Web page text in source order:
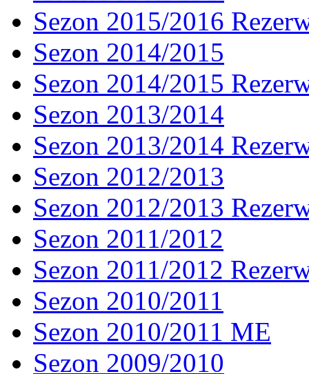
Sezon 2015/2016
Sezon 2014/2015
Sezon 2014/2015
Sezon 2013/2014
Sezon 2013/2014
Sezon 2012/2013
Sezon 2012/2013
Sezon 2011/2012
Sezon 2011/2012
Sezon 2010/2011
Sezon 2010/2011 ME
Sezon 2009/2010